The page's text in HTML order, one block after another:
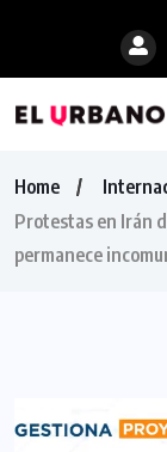
Home
Protestas en Irán
permanece